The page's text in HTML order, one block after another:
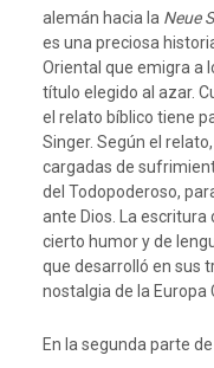
alemán hacia la Neue
es una preciosa
Oriental que emigra a
título elegido al azar.
el relato bíblico tiene
Singer. Según el
cargadas de
del Todopoderoso,
ante Dios. La escritura
cierto humor y de
que desarrolló en sus
nostalgia de la Europa
En la segunda parte de